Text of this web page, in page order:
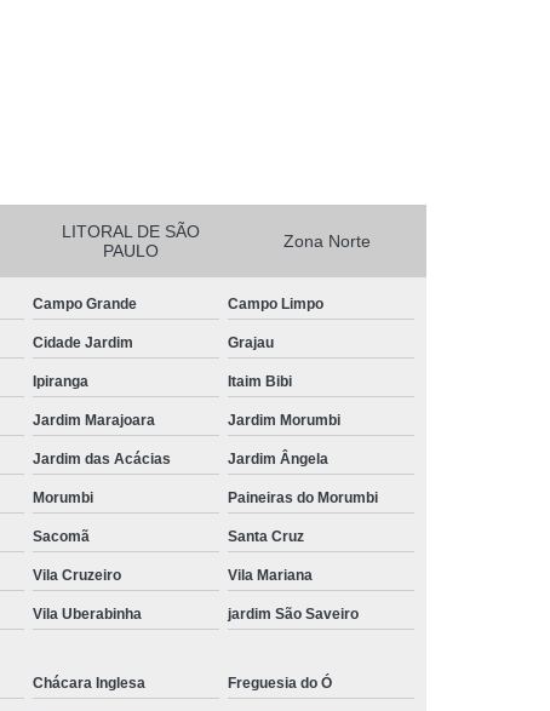
LITORAL DE SÃO
PAULO
Zona Norte
Campo Grande Campo Limpo
Cidade Jardim Grajau
Ipiranga Itaim Bibi
Jardim Marajoara Jardim Morumbi
Jardim das Acácias Jardim Ângela
Morumbi Paineiras do Morumbi
Sacomã Santa Cruz
Vila Cruzeiro Vila Mariana
Vila Uberabinha jardim São Saveiro
Chácara Inglesa Freguesia do Ó